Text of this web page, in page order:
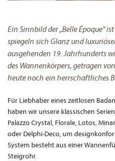
Ein Sinnbild der „Belle Époque“
spiegeln sich Glanz und
ausgehenden 19. Jahrhunderts
des Wannenkörpers, getragen
heute noch ein herrschaftliches
Für Liebhaber eines zeitlosen
haben wir unsere klassischen
Palazzo Crystal, Florale, Lotos,
oder Delphi-Deco, um
System besteht aus einer
Steigrohr.